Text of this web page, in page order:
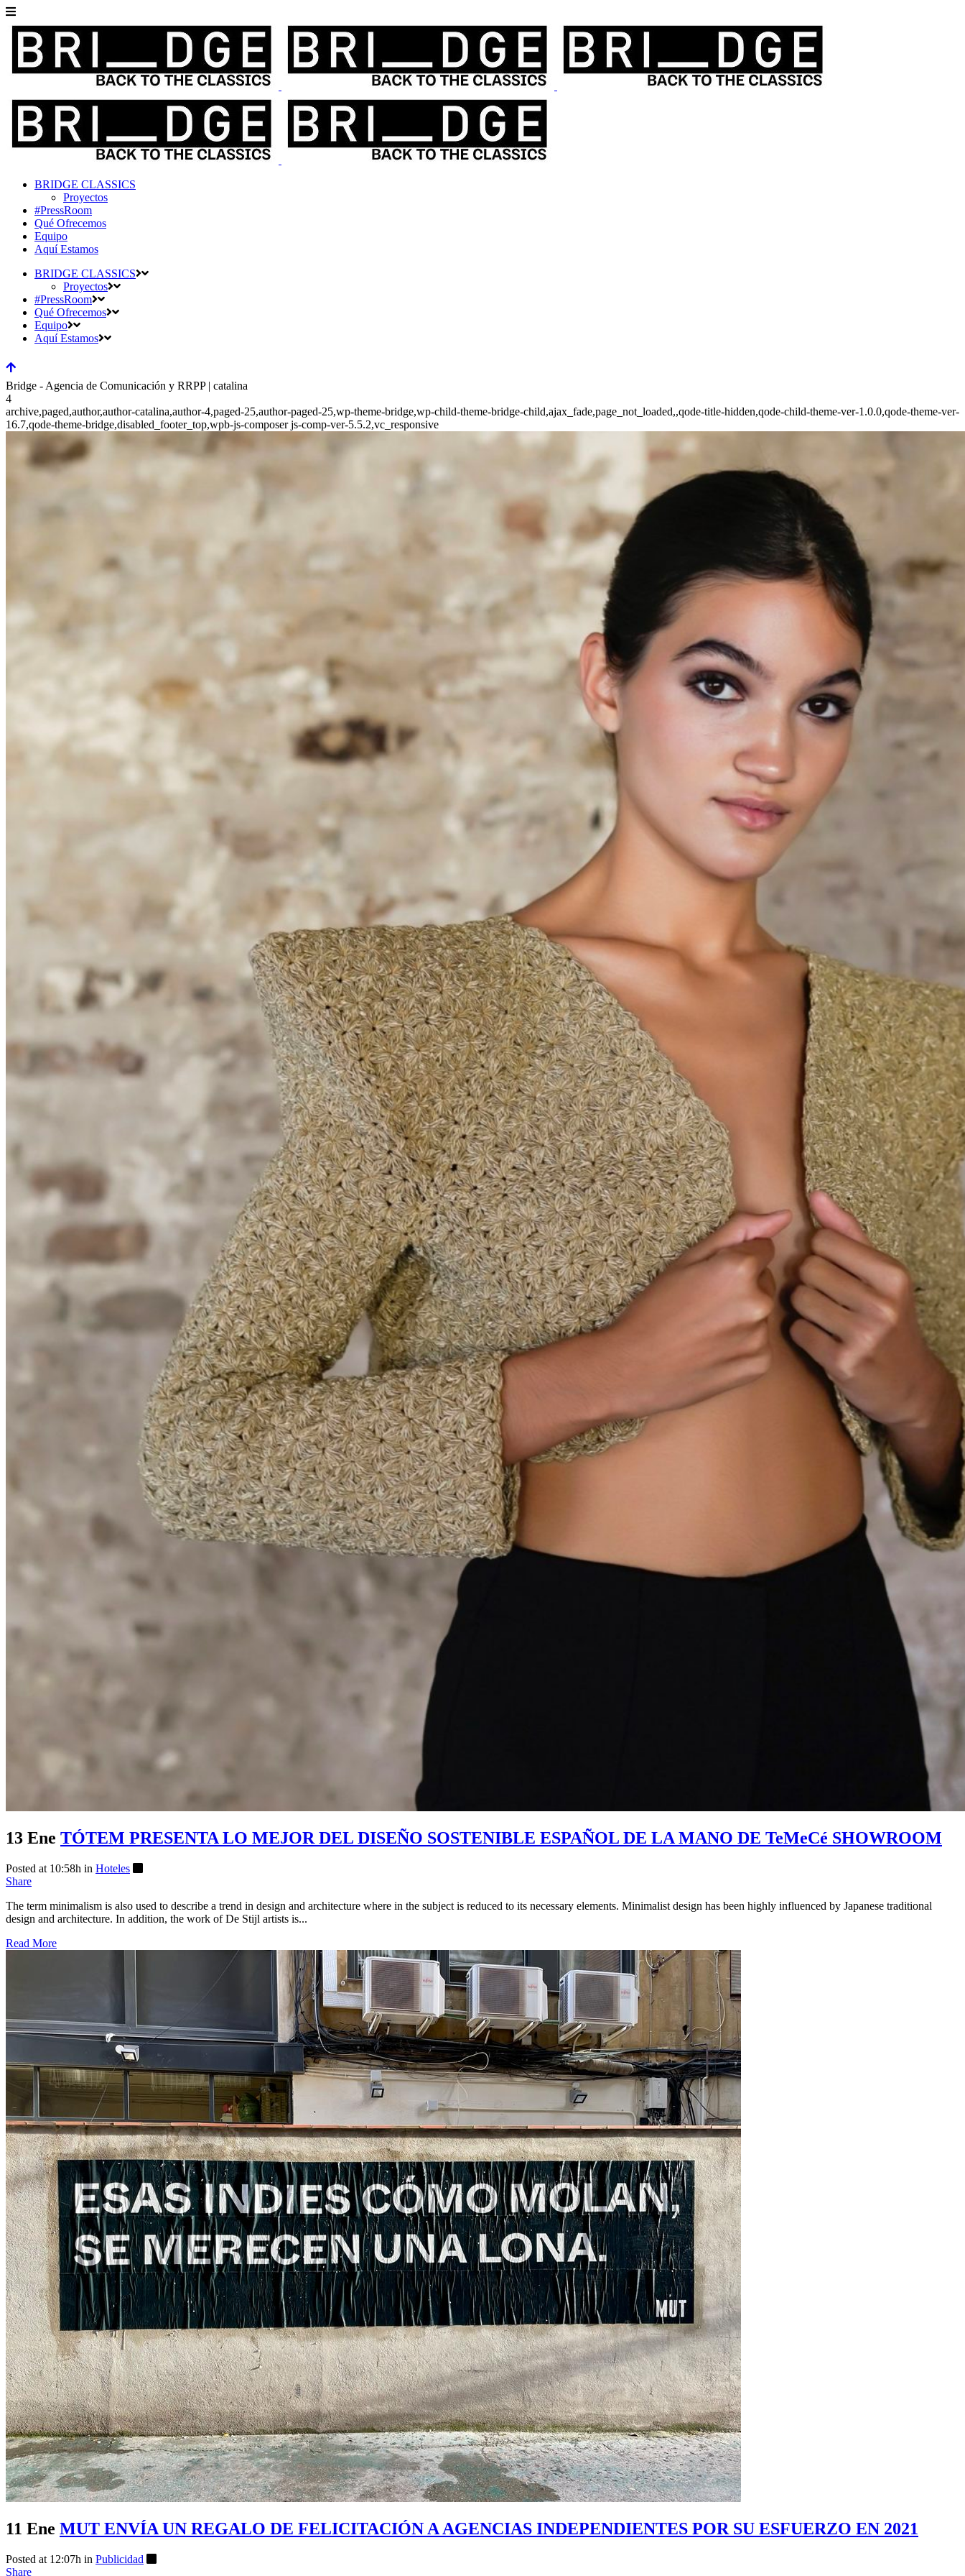
BRIDGE CLASSICS
Proyectos
#PressRoom
Qué Ofrecemos
Equipo
Aquí Estamos
BRIDGE CLASSICS
Proyectos
#PressRoom
Qué Ofrecemos
Equipo
Aquí Estamos
Bridge - Agencia de Comunicación y RRPP | catalina
4
archive,paged,author,author-catalina,author-4,paged-25,author-paged-25,wp-theme-bridge,wp-child-theme-bridge-child,ajax_fade,page_not_loaded,,qode-title-hidden,qode-child-theme-ver-1.0.0,qode-theme-ver-
16.7,qode-theme-bridge,disabled_footer_top,wpb-js-composer js-comp-ver-5.5.2,vc_responsive
13 Ene TÓTEM PRESENTA LO MEJOR DEL DISEÑO SOSTENIBLE ESPAÑOL DE LA MANO DE TeMeCé SHOWROOM
Posted at 10:58h in Hoteles
Share
The term minimalism is also used to describe a trend in design and architecture where in the subject is reduced to its necessary elements. Minimalist design has been highly influenced by Japanese traditional
design and architecture. In addition, the work of De Stijl artists is...
Read More
11 Ene MUT ENVÍA UN REGALO DE FELICITACIÓN A AGENCIAS INDEPENDIENTES POR SU ESFUERZO EN 2021
Posted at 12:07h in Publicidad
Share